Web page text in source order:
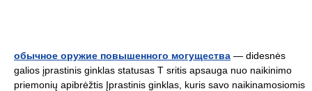
обычное оружие повышенного могущества — didesnės
galios įprastinis ginklas statusas T sritis apsauga nuo naikinimo
priemonių apibrėžtis Įprastinis ginklas, kuris savo naikinamosiomis